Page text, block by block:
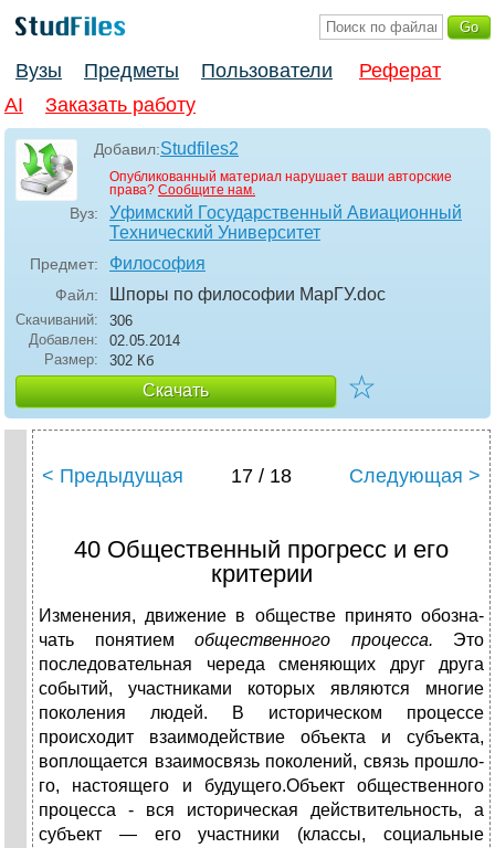
Вузы Предметы Пользователи
Реферат
AI
Заказать работу
Добавил:Studfiles2
Опубликованный материал нарушает ваши авторские
права? Сообщите нам.
Вуз:
Уфимский Государственный Авиационный
Технический Университет
Предмет: Философия
Файл: Шпоры по философии МарГУ.doc
Скачиваний:
306
Добавлен:
02.05.2014
Размер:
302 Кб
Скачать ☆
< Предыдущая 17 / 18 Следующая >
40 Общественный прогресс и его
критерии
Изменения, движение в обществе принято обозна­
чать понятием общественного процесса. Это
последовательная череда сменяющих друг друга
событий, участниками которых являются многие
поколения людей. В историческом процессе
происходит взаимодействие объекта и субъекта,
воплощается взаимосвязь поколений, связь прошло­
го, настоящего и будущего.Объект общественного
процесса - вся историческая действитель­ность, а
субъект — его участники (классы, социальные